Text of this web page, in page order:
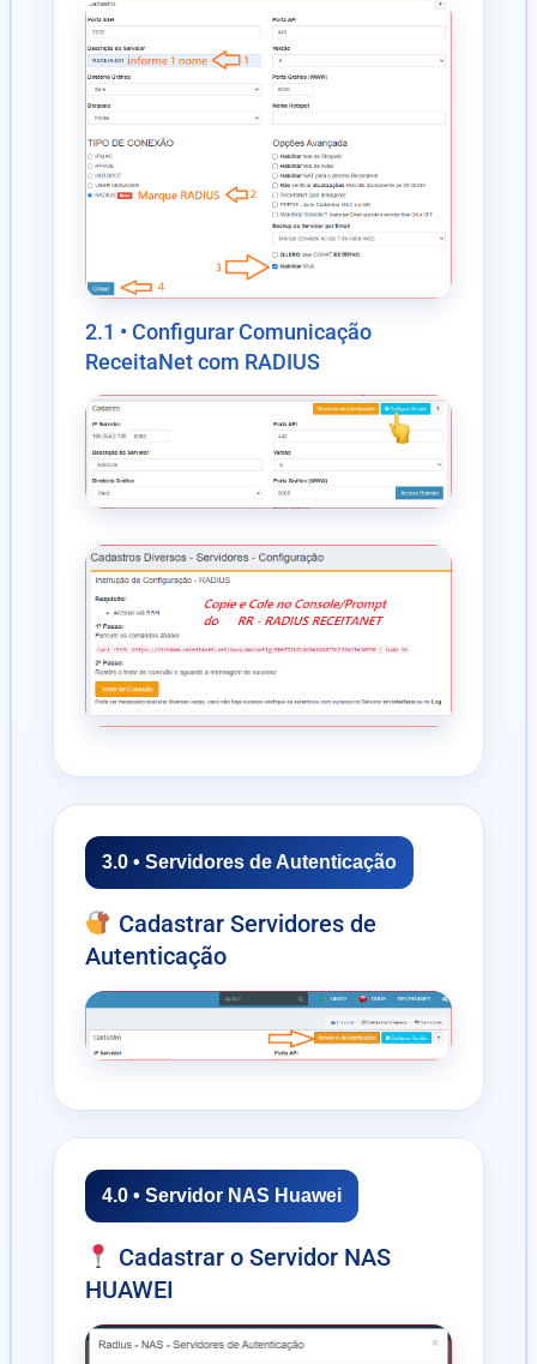
2.1 • Configurar Comunicação
ReceitaNet com RADIUS
3.0 • Servidores de Autenticação
Cadastrar Servidores de
Autenticação
4.0 • Servidor NAS Huawei
Cadastrar o Servidor NAS
HUAWEI